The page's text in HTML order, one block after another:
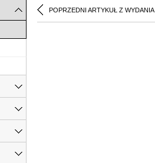
POPRZEDNI ARTYKUŁ Z WYDANIA